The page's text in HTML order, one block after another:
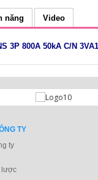
năng Video
3P 800A 50kA C/N
TY
ty
lược